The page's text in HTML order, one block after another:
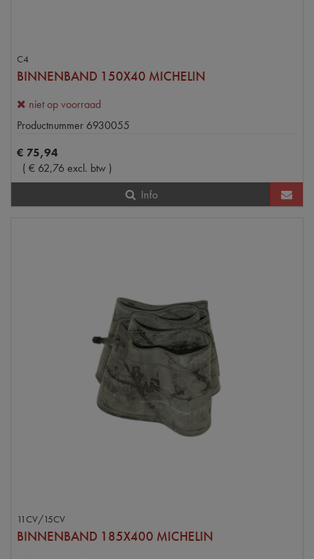
C4
BINNENBAND 150X40 MICHELIN
niet op voorraad
Productnummer 6930055
€ 75,94
( € 62,76 excl. btw )
Info
11CV/15CV
BINNENBAND 185X400 MICHELIN